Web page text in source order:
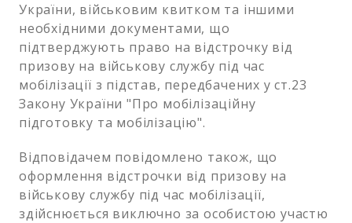
України, військовим квитком та іншими
необхідними документами, що
підтверджують право на відстрочку від
призову на військову службу під час
мобілізації з підстав, передбачених у ст.23
Закону України "Про мобілізаційну
підготовку та мобілізацію".
Відповідачем повідомлено також, що
оформлення відстрочки від призову на
військову службу під час мобілізації,
здійснюється виключно за особистою участю